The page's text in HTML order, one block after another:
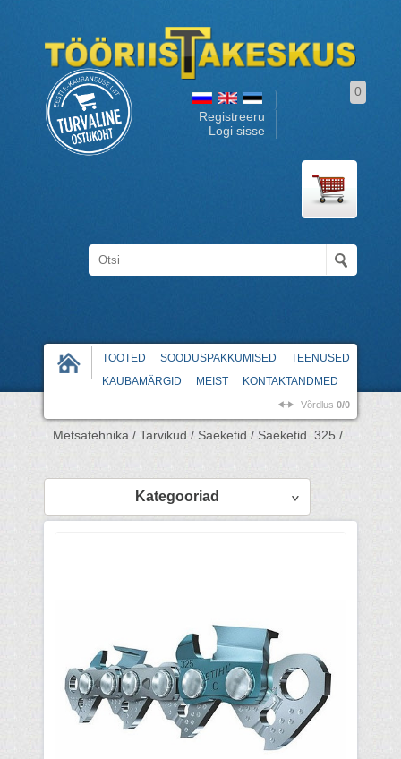
Registreeru
Logi sisse
0
TOOTED SOODUSPAKKUMISED
TEENUSED
KAUBAMÄRGID
MEIST KONTAKTANDMED
Võrdlus 0/0
Metsatehnika / Tarvikud / Saeketid / Saeketid .325 /
Kategooriad